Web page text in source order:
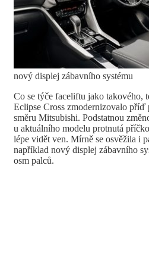
nový displej zábavního systému
Co se týče faceliftu jako takového,
Eclipse Cross zmodernizovalo příď
směru Mitsubishi. Podstatnou
u aktuálního modelu protnutá
lépe vidět ven. Mírně se osvěžila i
například nový displej zábavního
osm palců.